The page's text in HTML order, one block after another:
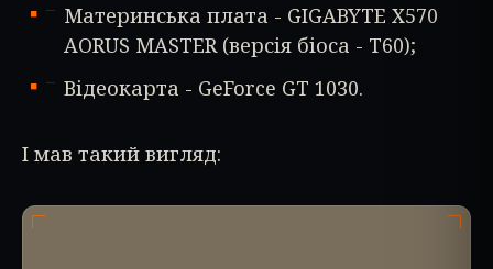
Материнська плата - GIGABYTE X570
AORUS MASTER (версія біоса - T60);
Відеокарта - GeForce GT 1030.
І мав такий вигляд: